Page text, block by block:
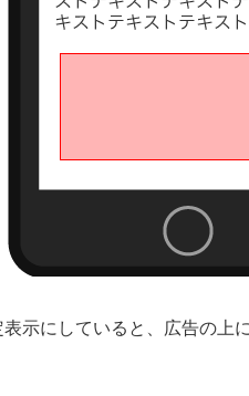
示にしていると、広告の上